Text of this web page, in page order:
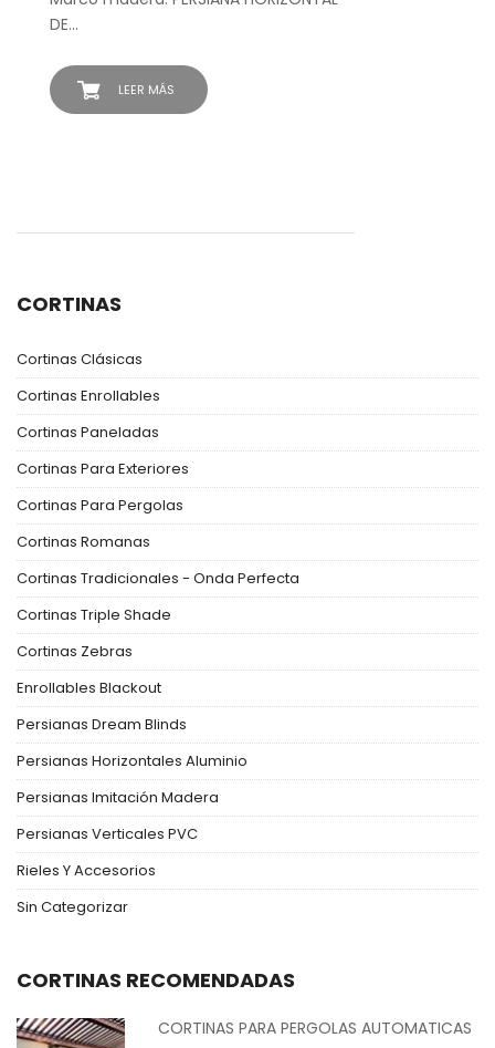
CORTINAS
Cortinas Clásicas
Cortinas Enrollables
Cortinas Paneladas
Cortinas Para Exteriores
Cortinas Para Pergolas
Cortinas Romanas
Cortinas Tradicionales - Onda Perfecta
Cortinas Triple Shade
Cortinas Zebras
Enrollables Blackout
Persianas Dream Blinds
Persianas Horizontales Aluminio
Persianas Imitación Madera
Persianas Verticales PVC
Rieles Y Accesorios
Sin Categorizar
CORTINAS RECOMENDADAS
CORTINAS PARA PERGOLAS AUTOMATICAS
LEER MÁS
DE…